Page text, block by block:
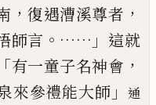
，復遇漕溪尊者 ，
師言 。……」 這就
「有一童子名神會 ，
來參禮能大師 」
通